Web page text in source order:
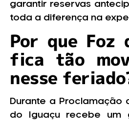
garantir reservas
toda a diferença na
Por que Foz
fica tão
nesse
Durante a Proclamação
do Iguaçu recebe um